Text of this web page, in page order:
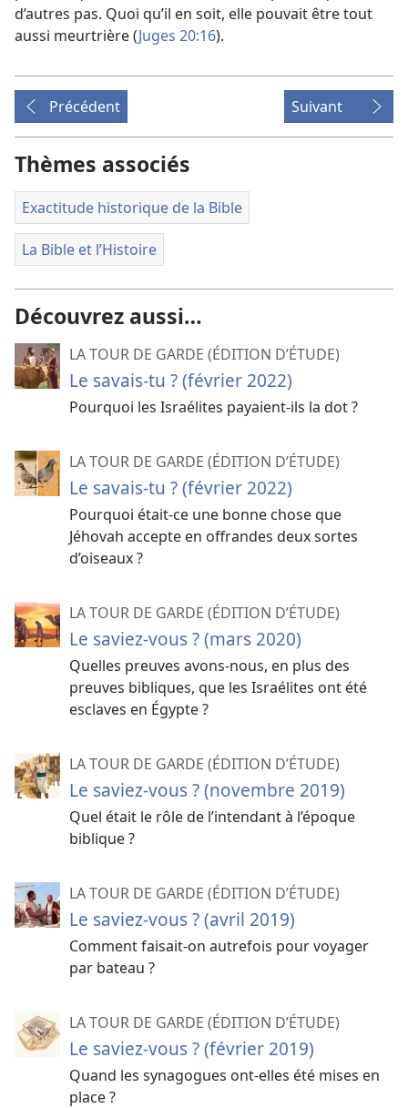
d’autres pas. Quoi qu’il en soit, elle pouvait être tout
aussi meurtrière (Juges 20:16).
Précédent Suivant
Thèmes associés
Exactitude historique de la Bible
La Bible et l’Histoire
Découvrez aussi…
LA TOUR DE GARDE (ÉDITION D’ÉTUDE)
Le savais-​tu ? (février 2022)
Pourquoi les Israélites payaient-​ils la dot ?
LA TOUR DE GARDE (ÉDITION D’ÉTUDE)
Le savais-​tu ? (février 2022)
Pourquoi était-​ce une bonne chose que
Jéhovah accepte en offrandes deux sortes
d’oiseaux ?
LA TOUR DE GARDE (ÉDITION D’ÉTUDE)
Le saviez-​vous ? (mars 2020)
Quelles preuves avons-​nous, en plus des
preuves bibliques, que les Israélites ont été
esclaves en Égypte ?
LA TOUR DE GARDE (ÉDITION D’ÉTUDE)
Le saviez-​vous ? (novembre 2019)
Quel était le rôle de l’intendant à l’époque
biblique ?
LA TOUR DE GARDE (ÉDITION D’ÉTUDE)
Le saviez-​vous ? (avril 2019)
Comment faisait-​on autrefois pour voyager
par bateau ?
LA TOUR DE GARDE (ÉDITION D’ÉTUDE)
Le saviez-​vous ? (février 2019)
Quand les synagogues ont-​elles été mises en
place ?